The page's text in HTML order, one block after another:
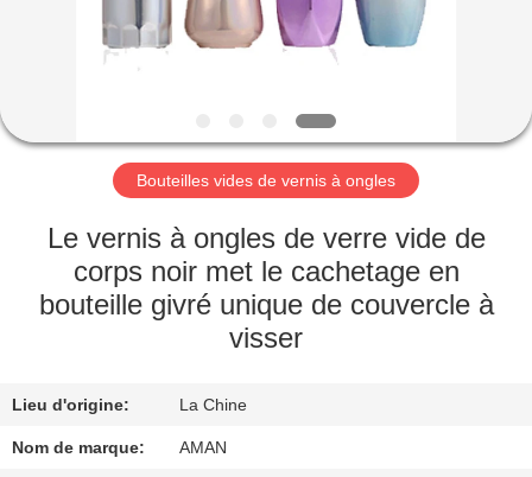
VIDÉOS
LE
SPECTACLE
PROPOS
VISITE
Bouteilles vides de vernis à ongles
Le vernis à ongles de verre vide de
corps noir met le cachetage en
bouteille givré unique de couvercle à
visser
Lieu d'origine: La Chine
Nom de marque: AMAN